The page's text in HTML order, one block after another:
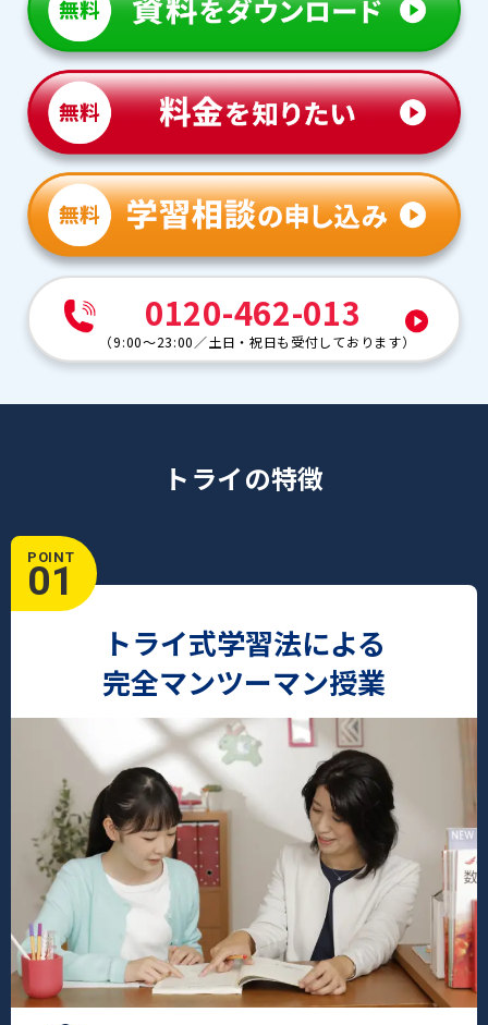
0120-462-013
（9:00～23:00 ／土日・祝日も受付しております）
トライの特徴
POINT
01
トライ式学習法による
完全マンツーマン授業